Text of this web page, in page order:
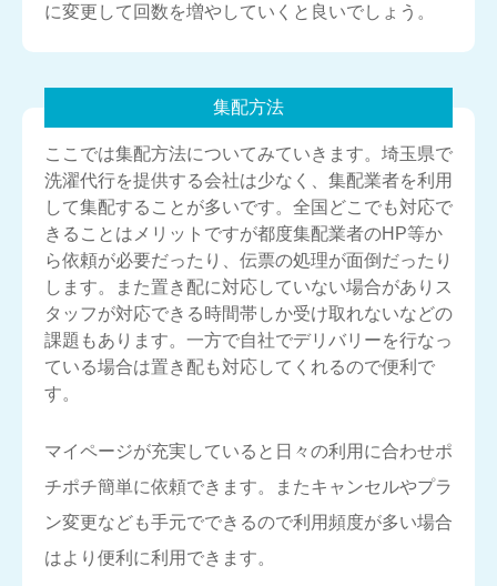
に変更して回数を増やしていくと良いでしょう。
集配方法
ここでは集配方法についてみていきます。埼玉県で
洗濯代行を提供する会社は少なく、集配業者を利用
して集配することが多いです。全国どこでも対応で
きることはメリットですが都度集配業者のHP等か
ら依頼が必要だったり、伝票の処理が面倒だったり
します。また置き配に対応していない場合がありス
タッフが対応できる時間帯しか受け取れないなどの
課題もあります。一方で自社でデリバリーを行なっ
ている場合は置き配も対応してくれるので便利で
す。
マイページが充実していると日々の利用に合わせポ
チポチ簡単に依頼できます。またキャンセルやプラ
ン変更なども手元でできるので利用頻度が多い場合
はより便利に利用できます。